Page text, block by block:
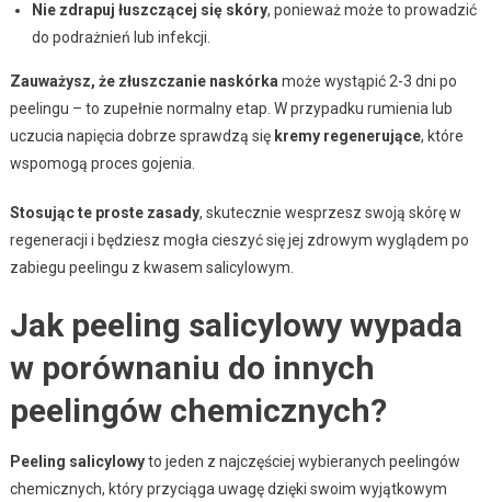
Nie zdrapuj łuszczącej się skóry, ponieważ może to prowadzić
do podrażnień lub infekcji.
Zauważysz, że złuszczanie naskórkamoże wystąpić 2-3 dni po
peelingu – to zupełnie normalny etap. W przypadku rumienia lub
uczucia napięcia dobrze sprawdzą się kremy regenerujące, które
wspomogą proces gojenia.
Stosując te proste zasady, skutecznie wesprzesz swoją skórę w
regeneracji i będziesz mogła cieszyć się jej zdrowym wyglądem po
zabiegu peelingu z kwasem salicylowym.
Jak peeling salicylowy wypada
w porównaniu do innych
peelingów chemicznych?
Peeling salicylowyto jeden z najczęściej wybieranych peelingów
chemicznych, który przyciąga uwagę dzięki swoim wyjątkowym